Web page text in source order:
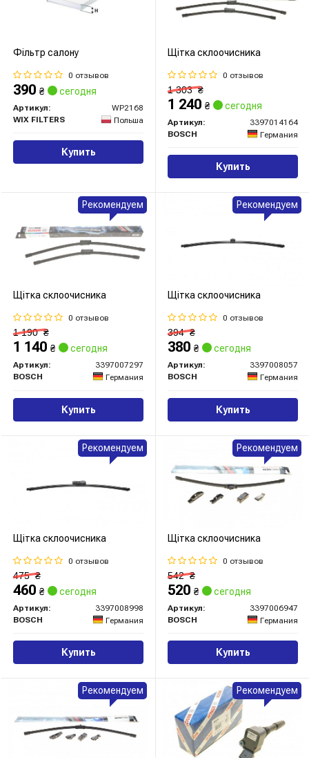
Фільтр салону
0 отзывов
390 ₴ сегодня
Артикул:
WP2168
WIX FILTERS
Польша
Купить
Щітка склоочисника
0 отзывов
1 303₴
1 240 ₴ сегодня
Артикул:
3397014164
BOSCH
Германия
Купить
Щітка склоочисника
0 отзывов
1 190₴
1 140 ₴ сегодня
Артикул:
3397007297
BOSCH
Германия
Купить
Рекомендуем
Щітка склоочисника
0 отзывов
394₴
380 ₴ сегодня
Артикул:
3397008057
BOSCH
Германия
Купить
Рекомендуем
Щітка склоочисника
0 отзывов
475₴
460 ₴ сегодня
Артикул:
3397008998
BOSCH
Германия
Купить
Рекомендуем
Щітка склоочисника
0 отзывов
542₴
520 ₴ сегодня
Артикул:
3397006947
BOSCH
Германия
Купить
Рекомендуем
Рекомендуем Рекомендуем